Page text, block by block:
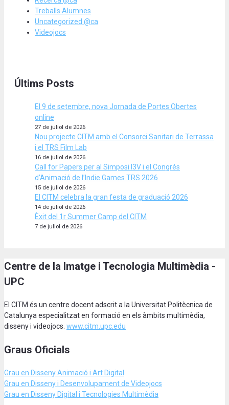
Treballs Alumnes
Uncategorized @ca
Videojocs
Últims Posts
El 9 de setembre, nova Jornada de Portes Obertes
online
27 de juliol de 2026
Nou projecte CITM amb el Consorci Sanitari de Terrassa
i el TRS Film Lab
16 de juliol de 2026
Call for Papers per al Simposi I3V i el Congrés
d’Animació de l’Indie Games TRS 2026
15 de juliol de 2026
El CITM celebra la gran festa de graduació 2026
14 de juliol de 2026
Èxit del 1r Summer Camp del CITM
7 de juliol de 2026
Centre de la Imatge i Tecnologia Multimèdia -
UPC
El CITM és un centre docent adscrit a la Universitat Politècnica de
Catalunya especialitzat en formació en els àmbits multimèdia,
disseny i videojocs. www.citm.upc.edu
Graus Oficials
Grau en Disseny Animació i Art Digital
Grau en Disseny i Desenvolupament de Videojocs
Grau en Disseny Digital i Tecnologies Multimèdia